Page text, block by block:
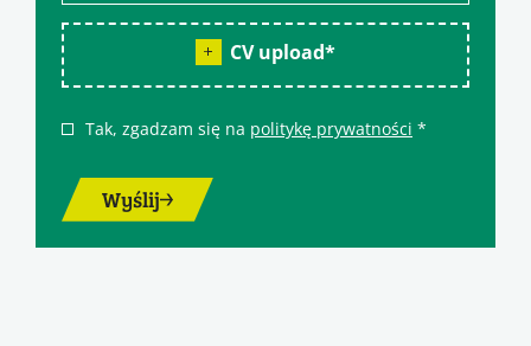
CV upload*
Tak, zgadzam się na politykę prywatności *
Wyślij